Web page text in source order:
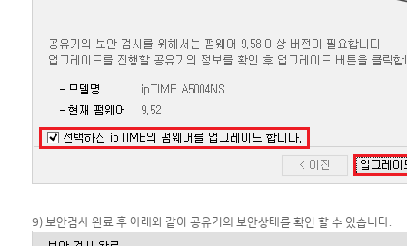
9) 보안검사 완료 후 아래와 같이 공유기의 보안상태를 확인 할 수 있습니다.